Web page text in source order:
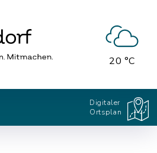
20 °C
Digitaler
Ortsplan